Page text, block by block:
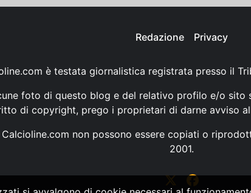
Redazione Privacy
è testata giornalistica registrata presso il
foto di questo blog e del relativo profilo e/o sito
di copyright, prego i proprietari di darne avviso
non possono essere copiati o
2001.